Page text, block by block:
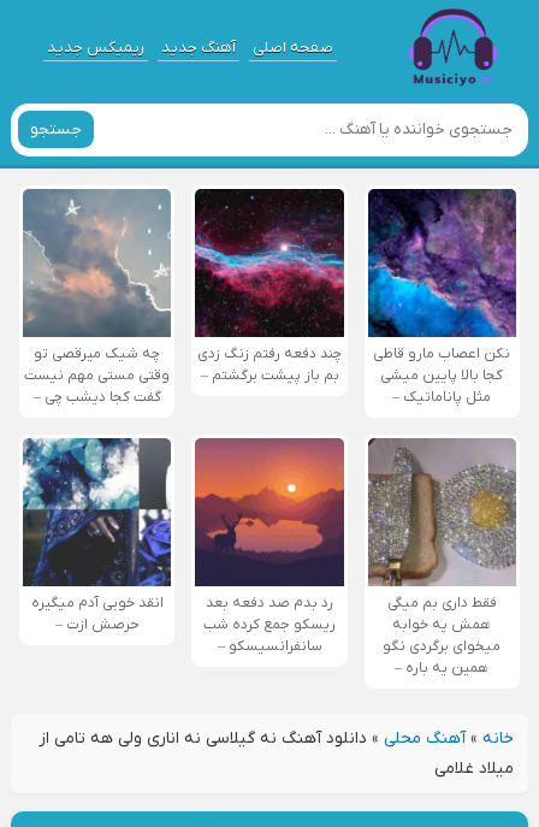
صفحه اصلی آهنگ جدید ریمیکس جدید
جستجو
نکن اعصاب مارو قاطی
کجا بالا پایین میشی
مثل پاناماتیک –
چند دفعه رفتم زنگ زدی
بم باز پیشت برگشتم –
چه شیک میرقصی تو
وقتی مستی مهم نیست
گفت کجا دیشب چی –
فقط داری بم میگی
همش یه خوابه
میخوای برگردی نگو
همین یه باره –
رد بدم صد دفعه بعد
ریسکو جمع کرده شب
سانفرانسیسکو –
انقد خوبی آدم میگیره
حرصش ازت –
خانه»آهنگ محلی» دانلود آهنگ نه گیلاسی نه اناری ولی هه تامی از
میلاد غلامی